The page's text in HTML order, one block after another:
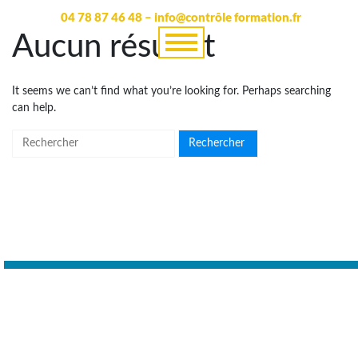
04 78 87 46 48 – info@contrôle formation.fr
Aucun résultat
It seems we can’t find what you’re looking for. Perhaps searching
can help.